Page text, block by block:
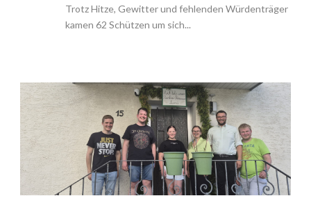
Trotz Hitze, Gewitter und fehlenden Würdenträger
kamen 62 Schützen um sich...